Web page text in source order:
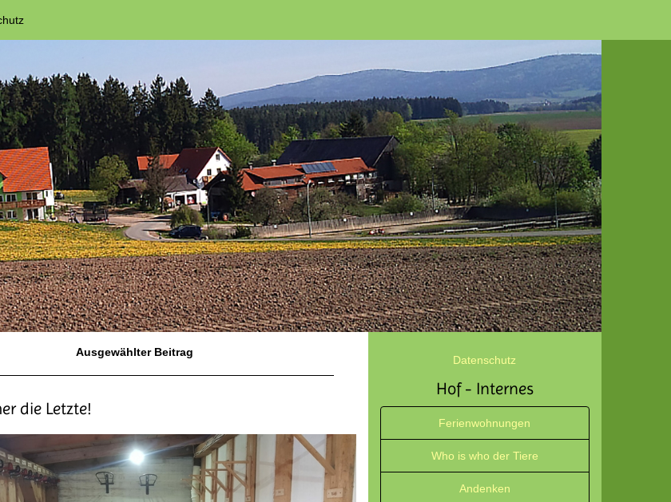
Ausgewählter Beitrag
die Letzte!
Datenschutz
Hof - Internes
Ferienwohnungen
Who is who der Tiere
Andenken